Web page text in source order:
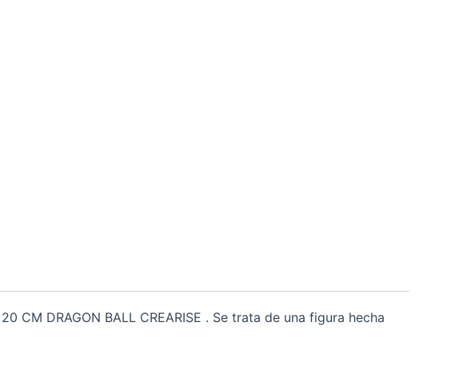
CM DRAGON BALL CREARISE . Se trata de una figura hecha